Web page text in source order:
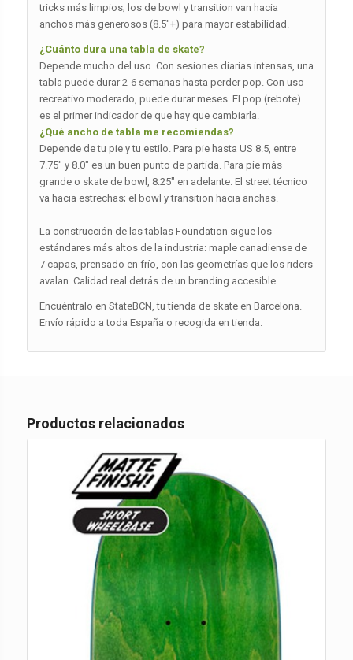
tricks más limpios; los de bowl y transition van hacia
anchos más generosos (8.5″+) para mayor estabilidad.
¿Cuánto dura una tabla de skate?
Depende mucho del uso. Con sesiones diarias intensas, una
tabla puede durar 2-6 semanas hasta perder pop. Con uso
recreativo moderado, puede durar meses. El pop (rebote)
es el primer indicador de que hay que cambiarla.
¿Qué ancho de tabla me recomiendas?
Depende de tu pie y tu estilo. Para pie hasta US 8.5, entre
7.75″ y 8.0″ es un buen punto de partida. Para pie más
grande o skate de bowl, 8.25″ en adelante. El street técnico
va hacia estrechas; el bowl y transition hacia anchas.
La construcción de las tablas Foundation sigue los
estándares más altos de la industria: maple canadiense de
7 capas, prensado en frío, con las geometrías que los riders
avalan. Calidad real detrás de un branding accesible.
Encuéntralo en StateBCN, tu tienda de skate en Barcelona.
Envío rápido a toda España o recogida en tienda.
Productos relacionados